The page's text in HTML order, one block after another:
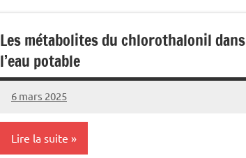
Les métabolites du chlorothalonil dans
l’eau potable
6 mars 2025
Commune
Lire la suite